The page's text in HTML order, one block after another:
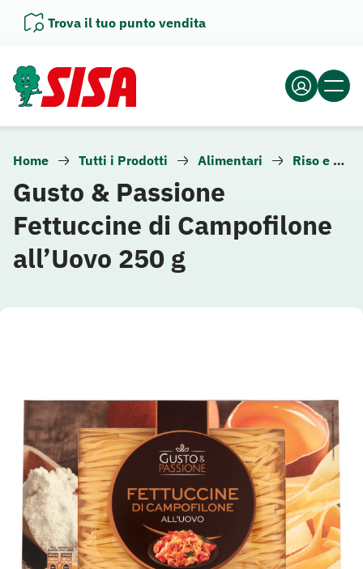
Trova il tuo punto vendita
Home Tutti i Prodotti Alimentari Riso e pasta
Gusto & Passione
Fettuccine di Campofilone
all’Uovo 250 g